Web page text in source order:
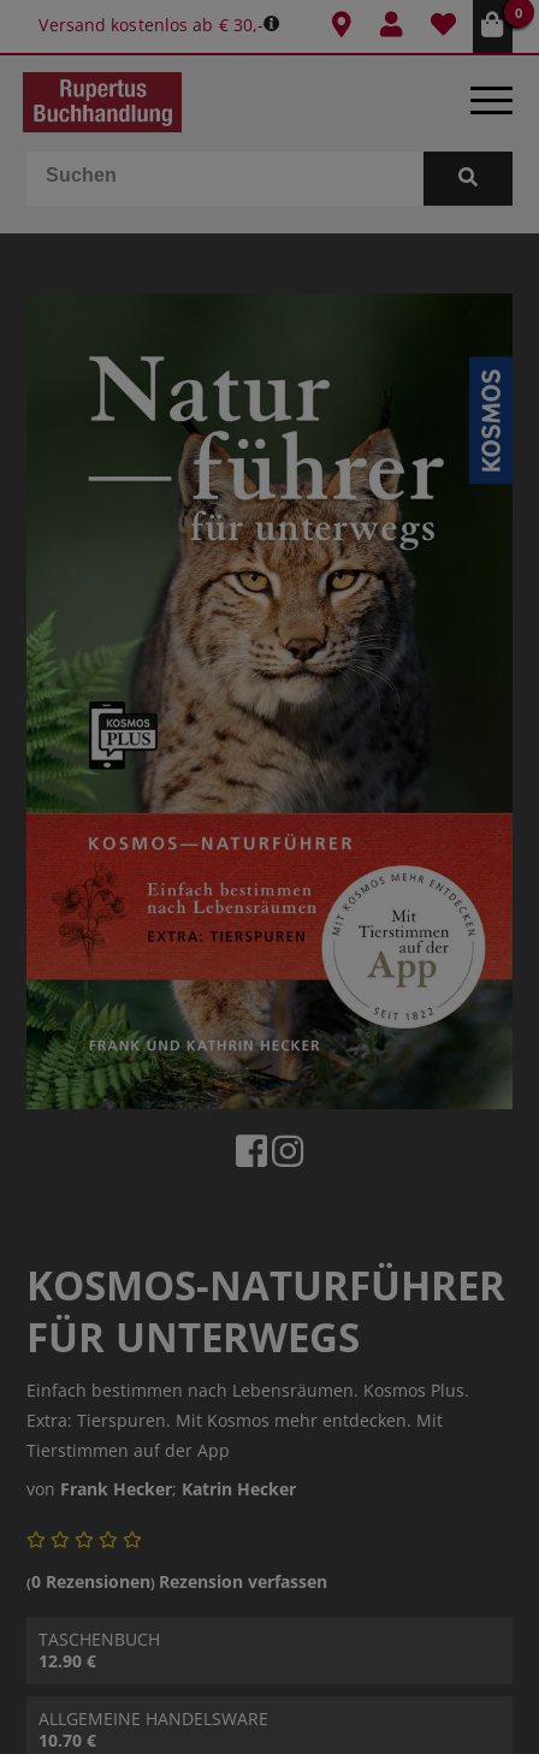
Versand kostenlos ab € 30,-
0
BÜCHER
GESCHENKIDEEN & MEHR
SCHULE & BÜRO
KOSMOS-NATURFÜHRER
FÜR UNTERWEGS
Einfach bestimmen nach Lebensräumen. Kosmos Plus.
Extra: Tierspuren. Mit Kosmos mehr entdecken. Mit
Tierstimmen auf der App
von Frank Hecker; Katrin Hecker
(0 Rezensionen) Rezension verfassen
TASCHENBUCH
12.90 €
ALLGEMEINE HANDELSWARE
10.70 €